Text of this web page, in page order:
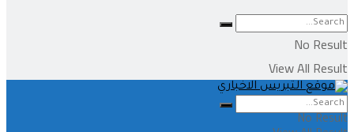
No Result
View All Result
No Result